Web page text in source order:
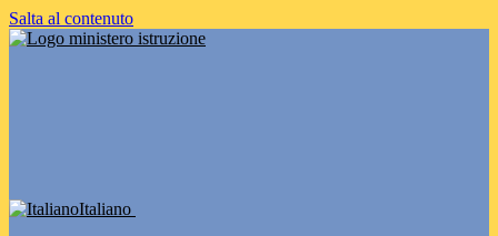
Salta al contenuto
Italiano